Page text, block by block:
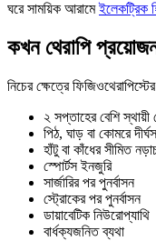
ঘরে সাময়িক আরামেইলেকট্রিক
কখন থেরাপি
নিচের ক্ষেত্রে
২ সপ্তাহের বেশি স্থায়ী
পিঠ, ঘাড় বা কোমরে
হাঁটু বা কাঁধের সীমিত
স্পোর্টস ইনজুরি
সার্জারির পর পুনর্বাসন
স্ট্রোকের পর পুনর্বাসন
ডায়াবেটিক নিউরোপ্যাথি
বার্ধক্যজনিত ব্যথা